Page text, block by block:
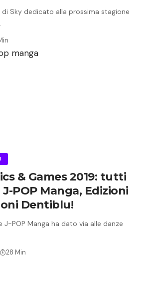
Sky dedicato alla prossima stagione
& Games 2019: tutti
POP Manga, Edizioni
Dentiblu!
J-POP Manga ha dato via alle danze
28 Min